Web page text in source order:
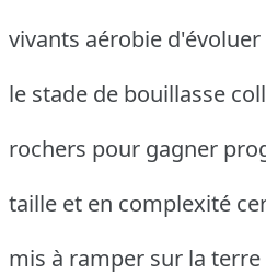
vivants aérobie
le stade de bouillasse
rochers pour gagner
taille et en complexité
mis à ramper sur la